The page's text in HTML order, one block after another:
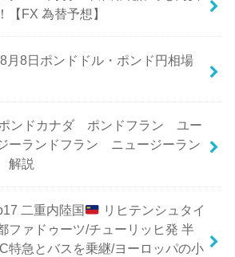
【FX 為替予想】
月8日ポンドドル・ポンド円相場
ンドカナダ ポンドフラン ユー
ーランドフラン ニュージーラン
解説
二重内陸国
リヒテンシュタイ
ファドゥーツ/チューリッヒ発 半
特急とバスを乗継/ヨーロッパの小